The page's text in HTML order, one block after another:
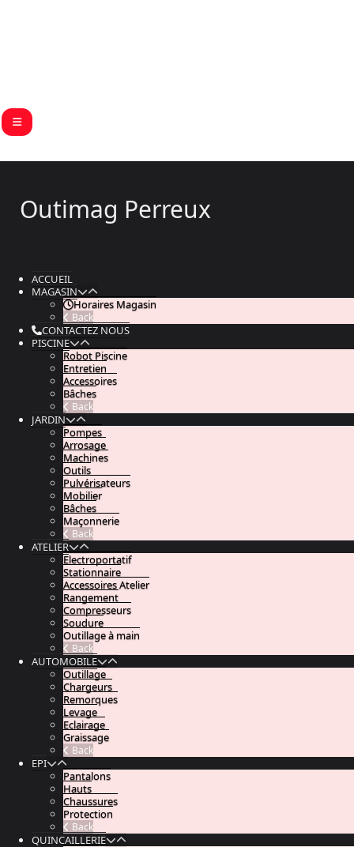
Outimag Perreux
ACCUEIL
MAGASIN
Horaires Magasin
Back
CONTACTEZ NOUS
PISCINE
Robot Piscine
Entretien
Accessoires
Bâches
Back
JARDIN
Pompes
Arrosage
Machines
Outils
Pulvérisateurs
Mobilier
Bâches
Maçonnerie
Back
ATELIER
Electroportatif
Stationnaire
Accessoires Atelier
Rangement
Compresseurs
Soudure
Outillage à main
Back
AUTOMOBILE
Outillage
Chargeurs
Remorques
Levage
Eclairage
Graissage
Back
EPI
Pantalons
Hauts
Chaussures
Protection
Back
QUINCAILLERIE